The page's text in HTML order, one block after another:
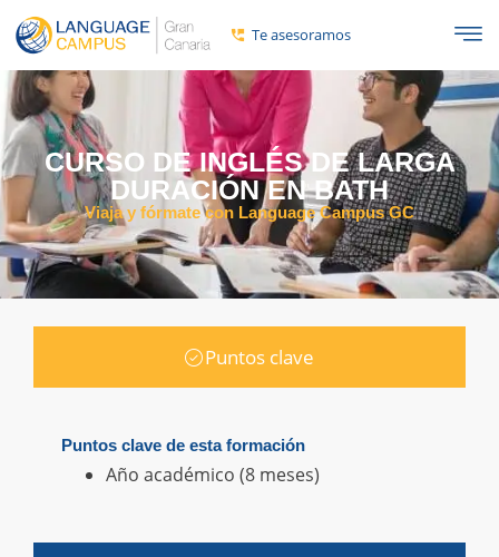
Te asesoramos
CURSO DE INGLÉS DE LARGA
DURACIÓN EN BATH
Viaja y fórmate con Language Campus GC
Puntos clave
Puntos clave de esta formación
Año académico (8 meses)